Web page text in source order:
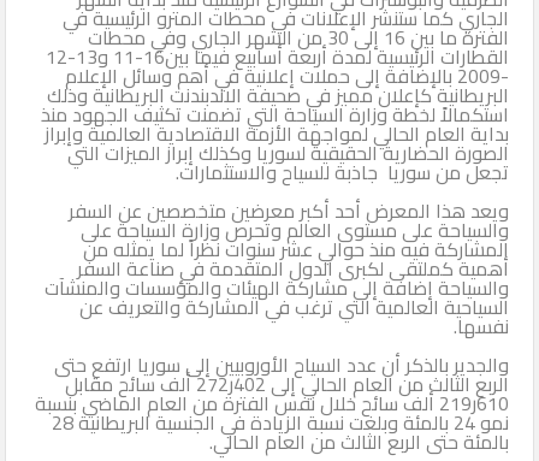
الجاري كما ستنشر الإعلانات في محطات المترو الرئيسية في
الفترة ما بين 16 إلى 30 من الشهر الجاري وفي محطات
القطارات الرئيسية لمدة أربعة أسابيع فيما بين16-11 و13-12
-2009 بالإضافة إلى حملات إعلانية في أهم وسائل الإعلام
البريطانية كإعلان مميز في صحيفة الاندبندنت البريطانية وذلك
استكمالاً لخطة وزارة السياحة التي تضمنت تكثيف الجهود منذ
بداية العام الحالي لمواجهة الأزمة الاقتصادية العالمية وإبراز
الصورة الحضارية الحقيقية لسوريا وكذلك إبراز الميزات التي
تجعل من سوريا جاذبة للسياح والاستثمارات.
ويعد هذا المعرض أحد أكبر معرضين متخصصين عن السفر
والسياحة على مستوى العالم وتحرص وزارة السياحة على
المشاركة فيه منذ حوالي عشر سنوات نظراً لما يمثله من
أهمية كملتقى لكبرى الدول المتقدمة في صناعة السفر
والسياحة إضافة إلى مشاركة الهيئات والمؤسسات والمنشآت
السياحية العالمية التي ترغب في المشاركة والتعريف عن
نفسها.
والجدير بالذكر أن عدد السياح الأوروبيين إلى سوريا ارتفع حتى
الربع الثالث من العام الحالي إلى 402ر272 ألف سائح مقابل
610ر219 ألف سائح خلال نفس الفترة من العام الماضي بنسبة
نمو 24 بالمئة وبلغت نسبة الزيادة في الجنسية البريطانية 28
بالمئة حتى الربع الثالث من العام الحالي.